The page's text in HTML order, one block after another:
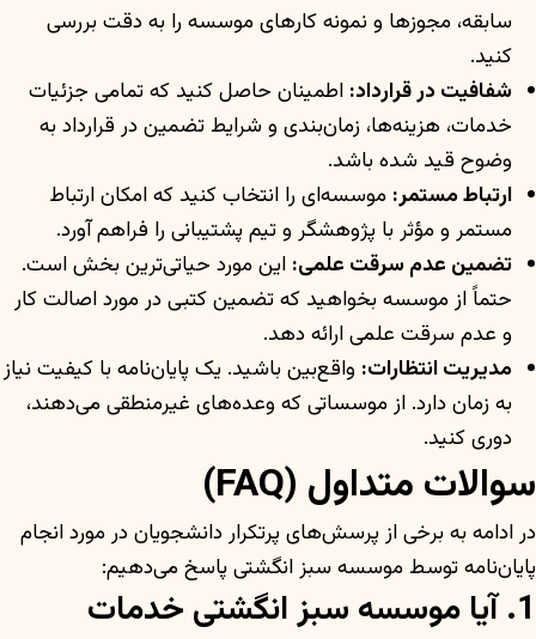
سابقه، مجوزها و نمونه کارهای موسسه را به دقت بررسی
کنید.
شفافیت در قرارداد: اطمینان حاصل کنید که تمامی جزئیات
خدمات، هزینه‌ها، زمان‌بندی و شرایط تضمین در قرارداد به
وضوح قید شده باشد.
ارتباط مستمر: موسسه‌ای را انتخاب کنید که امکان ارتباط
مستمر و مؤثر با پژوهشگر و تیم پشتیبانی را فراهم آورد.
تضمین عدم سرقت علمی: این مورد حیاتی‌ترین بخش است.
حتماً از موسسه بخواهید که تضمین کتبی در مورد اصالت کار
و عدم سرقت علمی ارائه دهد.
مدیریت انتظارات: واقع‌بین باشید. یک پایان‌نامه با کیفیت نیاز
به زمان دارد. از موسساتی که وعده‌های غیرمنطقی می‌دهند،
دوری کنید.
سوالات متداول (FAQ)
در ادامه به برخی از پرسش‌های پرتکرار دانشجویان در مورد انجام
پایان‌نامه توسط موسسه سبز انگشتی پاسخ می‌دهیم:
1. آیا موسسه سبز انگشتی خدمات